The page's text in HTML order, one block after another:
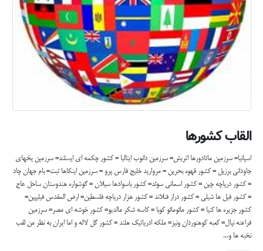
القاب کشورها
اسپانیا= سرزمین ماتادورها اتریش= سرزمین دانوب ایتالیا = کشور چکمه ای ایسلند= سرزمین یخهای
جاودانی برزیل = کشور قهوه بحرین = مروارید خلیج فارس پرو = سرزمین اینکاها تبت= بام جهان چاد
= کشور دریاچه چین = کشور اسمانی سوئد= کشور باسوادها سیلان = گوشواره هندوستان ساحل عاج
= کشور فیل ها شیلی = کشور دراز فنلاند = کشور هزار دریاچه فلسطین= ارض المقدس فیلیپین=
کشور جزیره ها کنیا = کشور مائومائو کوبا = کاسه شکر مالدیو= کشور خوشه ای مصر= سرزمین
فراعنه نپال= کعبه کوهنوردان ونیز= ملکه ادریاتیک هلند = کشور گل لاله و اما ایران به نظر من لقب
نخبه ها و...